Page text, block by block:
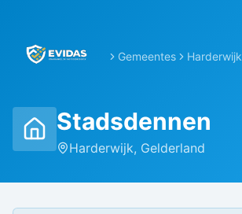
Gemeentes Harderwijk
Stadsdennen
Harderwijk, Gelderland